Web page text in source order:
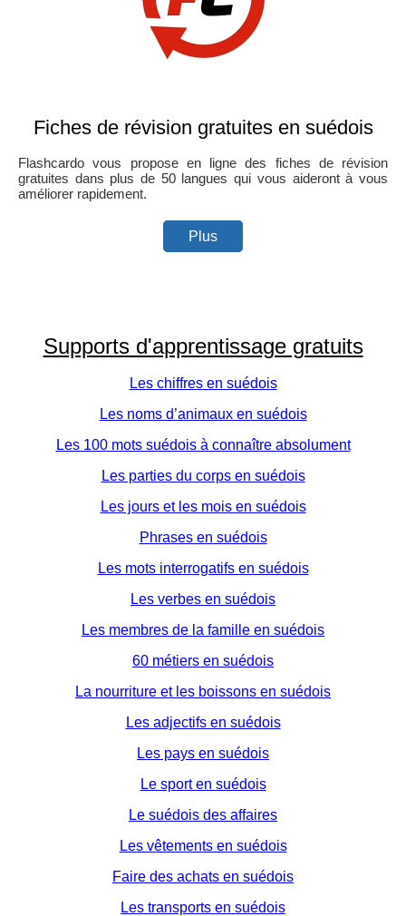
Fiches de révision gratuites en suédois
Flashcardo vous propose en ligne des fiches de révision
gratuites dans plus de 50 langues qui vous aideront à vous
améliorer rapidement.
Plus
Supports d'apprentissage gratuits
Les chiffres en suédois
Les noms d’animaux en suédois
Les 100 mots suédois à connaître absolument
Les parties du corps en suédois
Les jours et les mois en suédois
Phrases en suédois
Les mots interrogatifs en suédois
Les verbes en suédois
Les membres de la famille en suédois
60 métiers en suédois
La nourriture et les boissons en suédois
Les adjectifs en suédois
Les pays en suédois
Le sport en suédois
Le suédois des affaires
Les vêtements en suédois
Faire des achats en suédois
Les transports en suédois